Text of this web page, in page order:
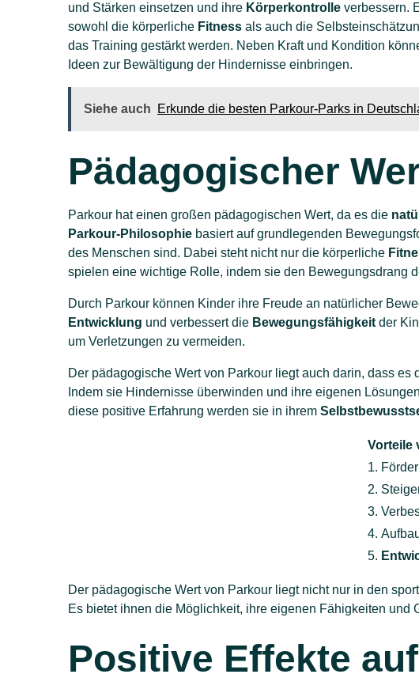
und Stärken einsetzen und ihre Körperkontrolle verbessern.
sowohl die körperliche Fitness als auch die
das Training gestärkt werden. Neben Kraft und Kondition
Ideen zur Bewältigung der Hindernisse einbringen.
Siehe auch Erkunde die besten Parkour-Parks in
Pädagogischer
Parkour hat einen großen pädagogischen Wert, da es die
Parkour-Philosophie basiert auf grundlegenden
des Menschen sind. Dabei steht nicht nur die körperliche
spielen eine wichtige Rolle, indem sie den Bewegungsdrang
Durch Parkour können Kinder ihre Freude an natürlicher
Entwicklung und verbessert die Bewegungsfähigkeit der
um Verletzungen zu vermeiden.
Der pädagogische Wert von Parkour liegt auch darin, dass
Indem sie Hindernisse überwinden und ihre eigenen
diese positive Erfahrung werden sie in ihrem
Vorteile
1.
2.
3.
4.
5.
Der pädagogische Wert von Parkour liegt nicht nur in den
Es bietet ihnen die Möglichkeit, ihre eigenen Fähigkeiten und
Positive Effekte